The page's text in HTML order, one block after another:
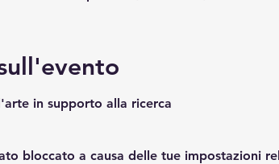
in supporto alla ricerca
bloccato a causa delle tue impostazioni